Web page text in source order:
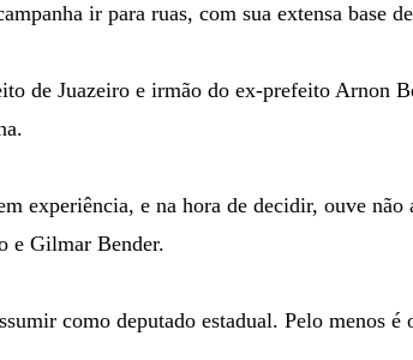
ir para ruas, com sua extensa base
de Juazeiro e irmão do ex-prefeito Arnon
experiência, e na hora de decidir, ouve não
e Gilmar Bender.
como deputado estadual. Pelo menos